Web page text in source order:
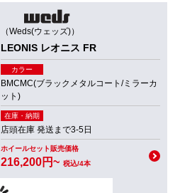
（Weds(ウェッズ)）
LEONIS レオニス FR
カラー
BMCMC(ブラックメタルコート/ミラーカ
ット)
在庫・納期
店頭在庫 発送まで3-5日
ホイールセット販売価格
216,200円~ 税込/4本